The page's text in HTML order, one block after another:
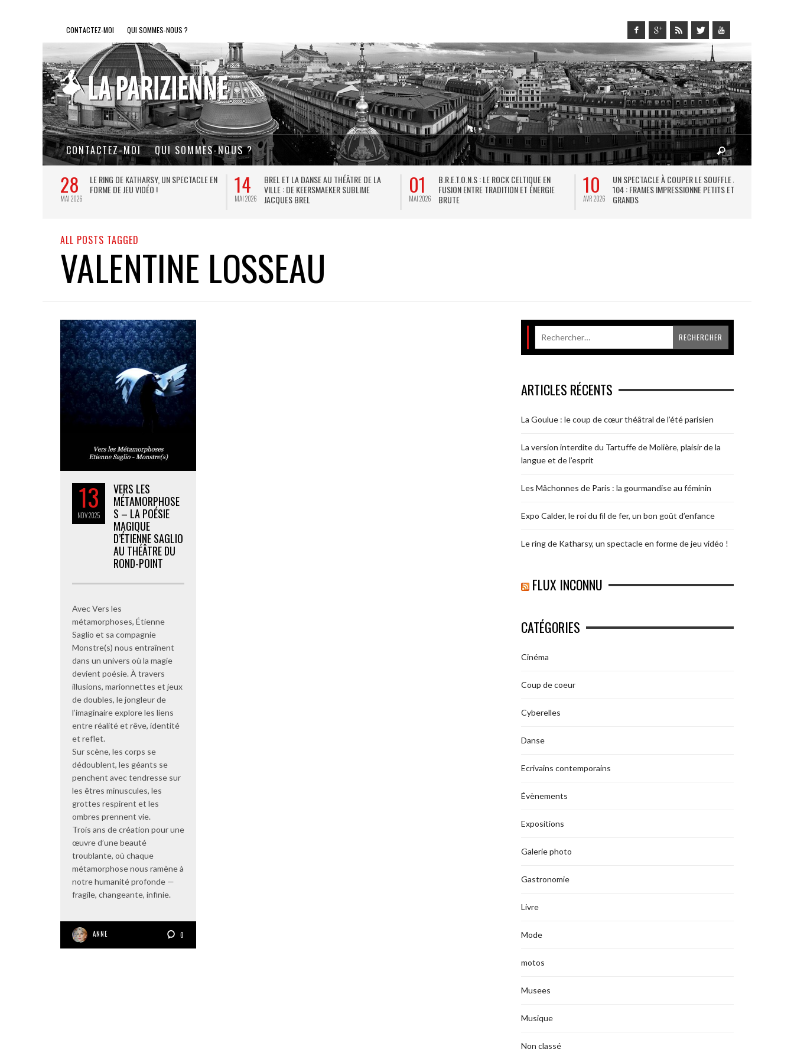
CONTACTEZ-MOI QUI SOMMES-NOUS ?
CONTACTEZ-MOI QUI SOMMES-NOUS ?
28
MAI 2026
LE RING DE KATHARSY, UN SPECTACLE EN
FORME DE JEU VIDÉO !
14
MAI 2026
BREL ET LA DANSE AU THÉÂTRE DE LA
VILLE : DE KEERSMAEKER SUBLIME
JACQUES BREL
01
MAI 2026
B.R.E.T.O.N.S : LE ROCK CELTIQUE EN
FUSION ENTRE TRADITION ET ÉNERGIE
BRUTE
10
AVR 2026
UN SPECTACLE À COUPER LE SOUFFLE AU
104 : FRAMES IMPRESSIONNE PETITS ET
GRANDS
ALL POSTS TAGGED
VALENTINE LOSSEAU
13
NOV2025
VERS LES
MÉTAMORPHOSE
S – LA POÉSIE
MAGIQUE
D’ÉTIENNE SAGLIO
AU THÉÂTRE DU
ROND-POINT
Avec Vers les
métamorphoses, Étienne
Saglio et sa compagnie
Monstre(s) nous entraînent
dans un univers où la magie
devient poésie. À travers
illusions, marionnettes et jeux
de doubles, le jongleur de
l’imaginaire explore les liens
entre réalité et rêve, identité
et reflet.
Sur scène, les corps se
dédoublent, les géants se
penchent avec tendresse sur
les êtres minuscules, les
grottes respirent et les
ombres prennent vie.
Trois ans de création pour une
œuvre d’une beauté
troublante, où chaque
métamorphose nous ramène à
notre humanité profonde —
fragile, changeante, infinie.
ANNE 0
ARTICLES RÉCENTS
La Goulue : le coup de cœur théâtral de l’été parisien
La version interdite du Tartuffe de Molière, plaisir de la
langue et de l’esprit
Les Mâchonnes de Paris : la gourmandise au féminin
Expo Calder, le roi du fil de fer, un bon goût d’enfance
Le ring de Katharsy, un spectacle en forme de jeu vidéo !
FLUX INCONNU
CATÉGORIES
Cinéma
Coup de coeur
Cyberelles
Danse
Ecrivains contemporains
Évènements
Expositions
Galerie photo
Gastronomie
Livre
Mode
motos
Musees
Musique
Non classé